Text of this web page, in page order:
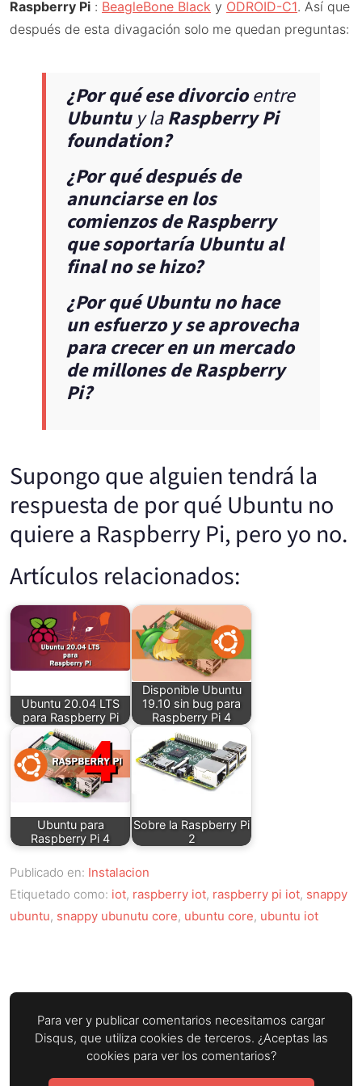
Raspberry Pi : BeagleBone Black y ODROID-C1. Así que
después de esta divagación solo me quedan preguntas:
¿Por qué ese divorcioentre
Ubuntuy laRaspberry Pi
foundation?
¿Por qué después de
anunciarse en los
comienzos de Raspberry
que soportaría Ubuntu al
final no se hizo?
¿Por qué Ubuntu no hace
un esfuerzo y se aprovecha
para crecer en un mercado
de millones de Raspberry
Pi?
Supongo que alguien tendrá la
respuesta de por qué Ubuntu no
quiere a Raspberry Pi, pero yo no.
Artículos relacionados:
Ubuntu 20.04 LTS
para Raspberry Pi
Disponible Ubuntu
19.10 sin bug para
Raspberry Pi 4
Ubuntu para
Raspberry Pi 4
Sobre la Raspberry Pi
2
Publicado en: Instalacion
Etiquetado como: iot, raspberry iot, raspberry pi iot, snappy
ubuntu, snappy ubunutu core, ubuntu core, ubuntu iot
Para ver y publicar comentarios necesitamos cargar
Disqus, que utiliza cookies de terceros. ¿Aceptas las
cookies para ver los comentarios?